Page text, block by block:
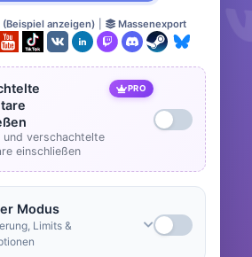
(Beispiel anzeigen) Massenexport
PRO
und verschachtelte
einschließen
Modus
Limits &